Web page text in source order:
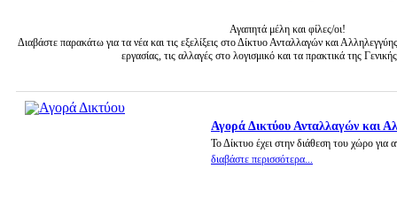
Αγαπητά μέλη και φίλες/οι!
Διαβάστε παρακάτω για τα νέα και τις εξελίξεις στο Δίκτυο Ανταλλαγών και
εργασίας, τις αλλαγές στο λογισμικό και τα πρακτικά της
Αγορά Δικτύου Ανταλλαγών και
Το Δίκτυο έχει στην διάθεση του χώρο για
διαβάστε περισσότερα...